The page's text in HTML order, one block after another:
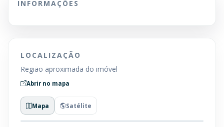
INFORMAÇÕES
LOCALIZAÇÃO
Região aproximada do imóvel
Abrir no mapa
Mapa Satélite